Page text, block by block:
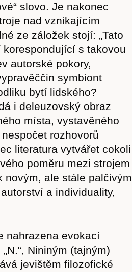
slovo. Je nakonec
nad vznikajícím
ze záložek stojí: „Tato
s takovou
autorské pokory,
symbiont
bytí lidského?
i deleuzovský obraz
místa, vystavěného
rozhovorů
literatura vytvářet cokoli
poměru mezi strojem
novým, ale stále palčivým
a individuality,
nahrazena evokací
Nininým (tajným)
jevištěm filozofické